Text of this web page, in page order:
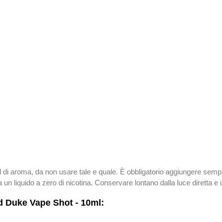
aroma, da non usare tale e quale. È obbligatorio aggiungere
liquido a zero di nicotina. Conservare lontano dalla luce diretta e
Vape Shot - 10ml: